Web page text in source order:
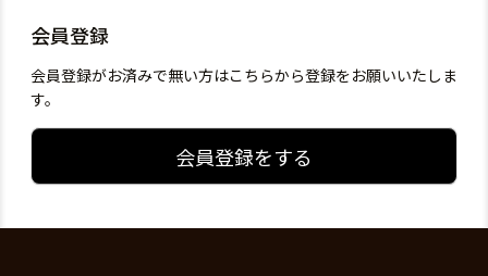
会員登録
会員登録がお済みで無い方はこちらから登録をお願いいたしま
す。
会員登録をする